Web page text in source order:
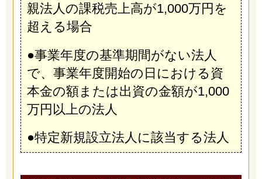
親法人の課税売上高が1,000万円を
超える場合
●事業年度の基準期間がない法人
で、事業年度開始の日における資
本金の額または出資の金額が1,000
万円以上の法人
●特定新規設立法人に該当する法人